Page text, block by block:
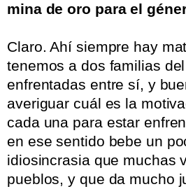
mina de oro para el
Claro. Ahí siempre hay
tenemos a dos familias
enfrentadas entre sí, y
averiguar cuál es la
cada una para estar
en ese sentido bebe un
idiosincrasia que muchas
pueblos, y que da mucho